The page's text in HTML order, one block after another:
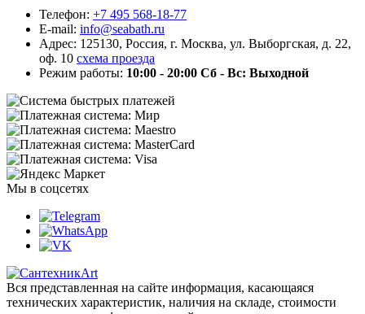
Телефон: +7 495 568-18-77
E-mail: info@seabath.ru
Адрес: 125130, Россия, г. Москва, ул. Выборгская, д. 22,
оф. 10 схема проезда
Режим работы: 10:00 - 20:00 Сб - Вс: Выходной
Мы в соцсетях
Вся представленная на сайте информация, касающаяся
технических характеристик, наличия на складе, стоимости